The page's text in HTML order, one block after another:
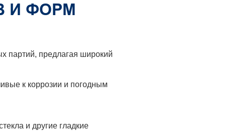
И ФОРМ
партий, предлагая широкий
к коррозии и погодным
и другие гладкие